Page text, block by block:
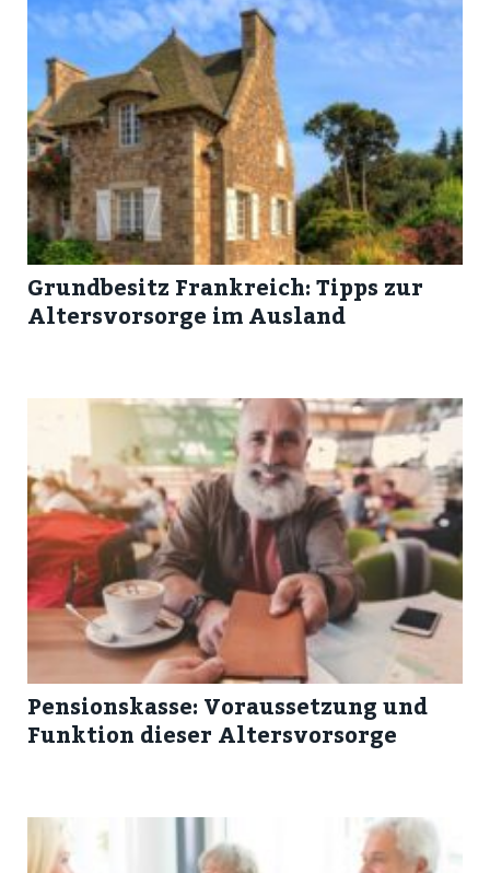
Grundbesitz Frankreich: Tipps zur
Altersvorsorge im Ausland
Pensionskasse: Voraussetzung und
Funktion dieser Altersvorsorge